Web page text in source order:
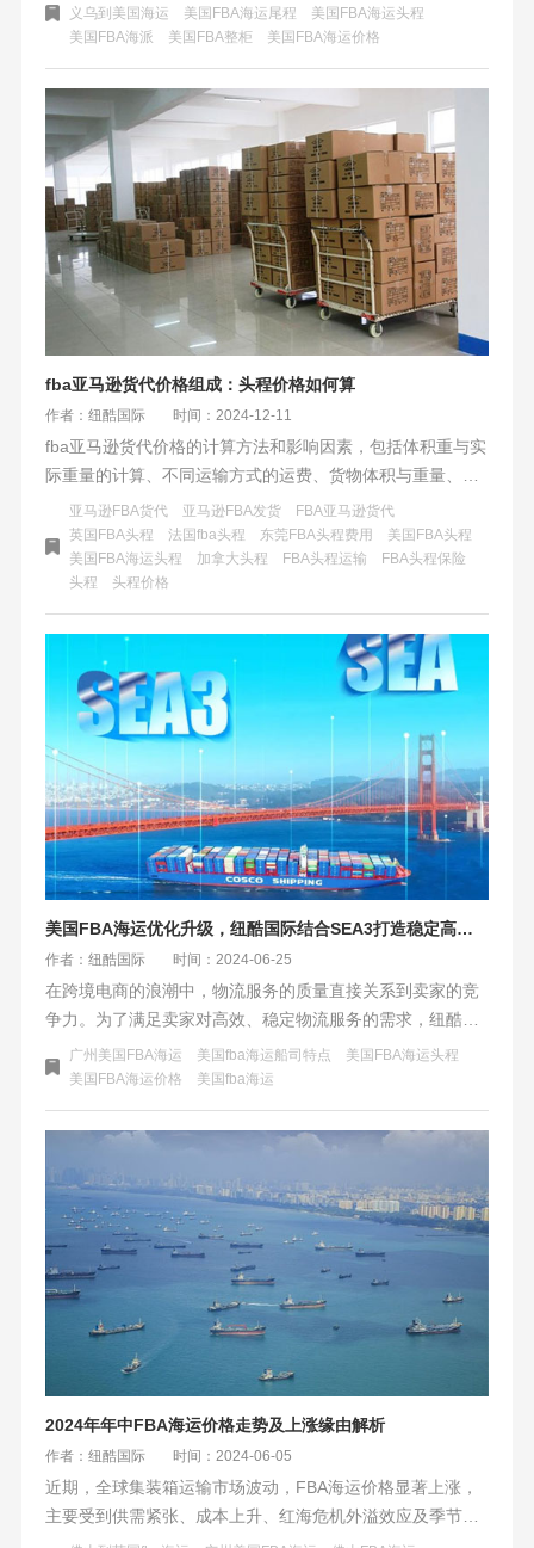
等主流运输渠道，以及附加费用等。同时，提供了选品与渠
道匹配建议，并推荐了头部物流商纽酷国际物流
义乌到美国海运
美国FBA海运尾程
美国FBA海运头程
美国FBA海派
美国FBA整柜 美国FBA海运价格
fba亚马逊货代价格组成：头程价格如何算
作者：纽酷国际 时间：2024-12-11
fba亚马逊货代价格的计算方法和影响因素，包括体积重与实
际重量的计算、不同运输方式的运费、货物体积与重量、发
货地、附加服务和特殊情况等。通过优化包装、选择合适的
运输方式、与货代公司协商和提前规划等方法，可以降低物
流成本。建议卖家仔细比较不同货代公司的价格和服务质
量，密切关注亚马逊物流费用调整，以取得更大的成功。
亚马逊FBA货代 亚马逊FBA发货
FBA亚马逊货代
英国FBA头程
法国fba头程 东莞FBA头程费用
美国FBA头程
美国FBA海运头程
加拿大头程 FBA头程运输
FBA头程保险
头程
头程价格
美国FBA海运优化升级，纽酷国际结合SEA3打造稳定高效定提渠道
作者：纽酷国际 时间：2024-06-25
在跨境电商的浪潮中，物流服务的质量直接关系到卖家的竞
争力。为了满足卖家对高效、稳定物流服务的需求，纽酷国
际结合中远海运美西快线SEA3航线的优势，推出了定提快船
渠道，致力于为跨境电商卖家提供卓越的物流解决方案，助
广州美国FBA海运 美国fba海运船司特点
美国FBA海运头程
美国FBA海运价格
美国fba海运
2024年年中FBA海运价格走势及上涨缘由解析
作者：纽酷国际 时间：2024-06-05
近期，全球集装箱运输市场波动，FBA海运价格显著上涨，
主要受到供需紧张、成本上升、红海危机外溢效应及季节性